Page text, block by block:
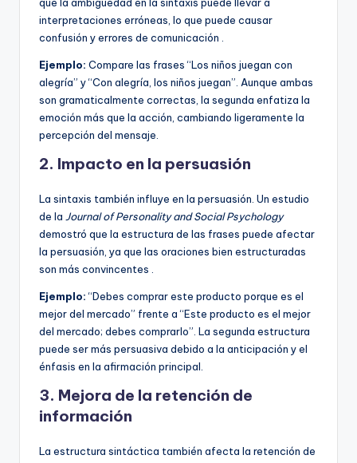
interpretaciones erróneas, lo que puede causar
confusión y errores de comunicación .
Ejemplo: Compare las frases “Los niños juegan con
alegría” y “Con alegría, los niños juegan”. Aunque ambas
son gramaticalmente correctas, la segunda enfatiza la
emoción más que la acción, cambiando ligeramente la
percepción del mensaje.
2. Impacto en la persuasión
La sintaxis también influye en la persuasión. Un estudio
de la Journal of Personality and Social Psychology
demostró que la estructura de las frases puede afectar
la persuasión, ya que las oraciones bien estructuradas
son más convincentes .
Ejemplo:“Debes comprar este producto porque es el
mejor del mercado” frente a “Este producto es el mejor
del mercado; debes comprarlo”. La segunda estructura
puede ser más persuasiva debido a la anticipación y el
énfasis en la afirmación principal.
3. Mejora de la retención de
información
La estructura sintáctica también afecta la retención de